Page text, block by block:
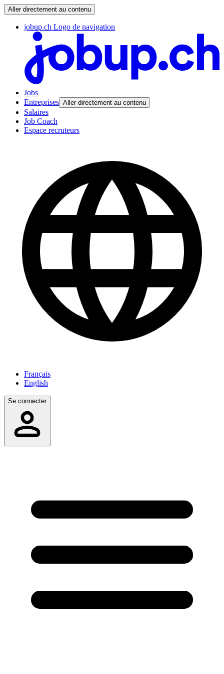
Aller directement au contenu
jobup.ch Logo de navigation
Jobs
Entreprises Aller directement au contenu
Salaires
Job Coach
Espace recruteurs
Français
English
Se connecter